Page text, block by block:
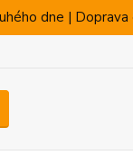
dne | Doprava